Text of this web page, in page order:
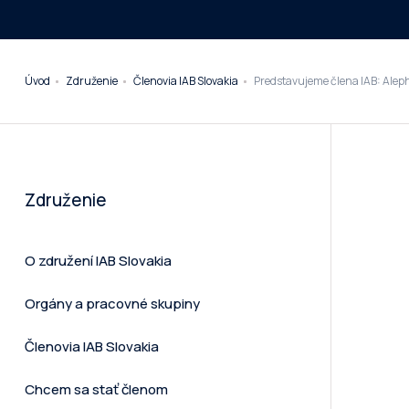
Úvod Združenie Členovia IAB Slovakia Predstavujeme člena IAB:
Združenie
O združení IAB Slovakia
Orgány a pracovné skupiny
Členovia IAB Slovakia
Chcem sa stať členom